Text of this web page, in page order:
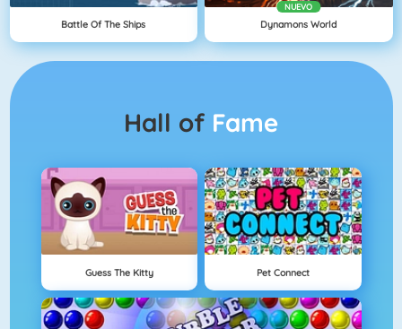
Battle Of The Ships
NUEVO
Dynamons World
Hall of Fame
Guess The Kitty Pet Connect